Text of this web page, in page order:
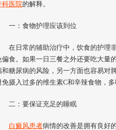
科医院的解释。
：食物护理应该到位
日常的辅助治疗中，饮食的护理非
偏食。如果一日三餐之外还要吃大量
和糖尿病的风险，另一方面也容易对
免摄入过多的维生素C和辛辣食物，多
：要保证充足的睡眠
白癜风患者病情的改善是拥有良好